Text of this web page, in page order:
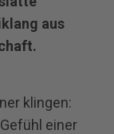
aus
klingen:
einer